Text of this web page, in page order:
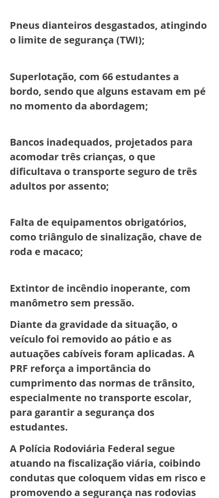
Pneus dianteiros desgastados, atingindo
o limite de segurança (TWI);
Superlotação, com 66 estudantes a
bordo, sendo que alguns estavam em pé
no momento da abordagem;
Bancos inadequados, projetados para
acomodar três crianças, o que
dificultava o transporte seguro de três
adultos por assento;
Falta de equipamentos obrigatórios,
como triângulo de sinalização, chave de
roda e macaco;
Extintor de incêndio inoperante, com
manômetro sem pressão.
Diante da gravidade da situação, o
veículo foi removido ao pátio e as
autuações cabíveis foram aplicadas. A
PRF reforça a importância do
cumprimento das normas de trânsito,
especialmente no transporte escolar,
para garantir a segurança dos
estudantes.
A Polícia Rodoviária Federal segue
atuando na fiscalização viária, coibindo
condutas que coloquem vidas em risco e
promovendo a segurança nas rodovias